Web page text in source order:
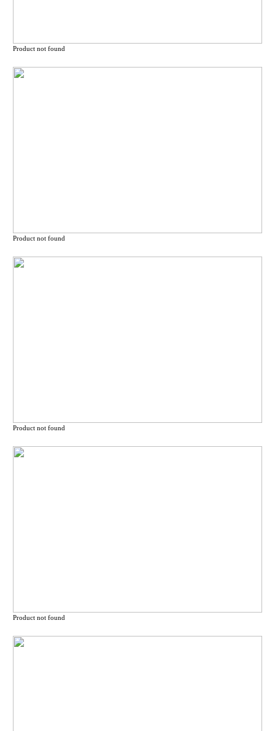
Product not found
Product not found
Product not found
Product not found